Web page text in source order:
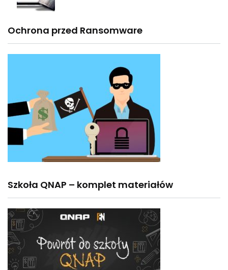
Ochrona przed Ransomware
Szkoła QNAP – komplet materiałów